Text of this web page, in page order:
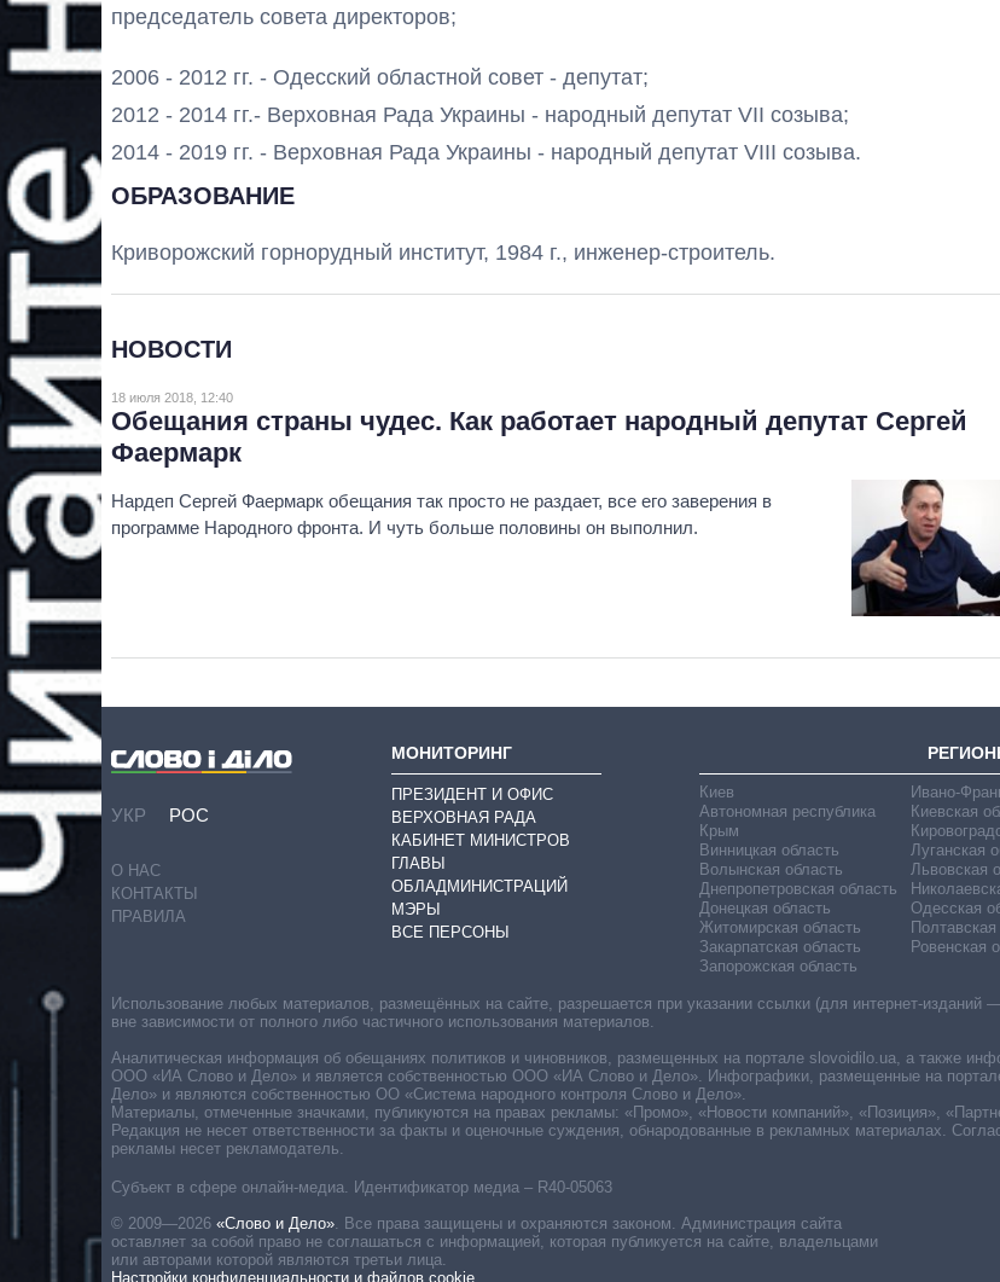
председатель совета директоров;
2006 - 2012 гг. - Одесский областной совет - депутат;
2012 - 2014 гг.- Верховная Рада Украины - народный депутат VIІ созыва;
2014 - 2019 гг. - Верховная Рада Украины - народный депутат VIII созыва.
ОБРАЗОВАНИЕ
Криворожский горнорудный институт, 1984 г., инженер-строитель.
НОВОСТИ
18 июля 2018, 12:40
Обещания страны чудес. Как работает народный депутат Сергей
Фаермарк
Нардеп Сергей Фаермарк обещания так просто не раздает, все его заверения в
программе Народного фронта. И чуть больше половины он выполнил.
УКР РОС
О НАС
КОНТАКТЫ
ПРАВИЛА
МОНИТОРИНГ
ПРЕЗИДЕНТ И ОФИС
ВЕРХОВНАЯ РАДА
КАБИНЕТ МИНИСТРОВ
ГЛАВЫ
ОБЛАДМИНИСТРАЦИЙ
МЭРЫ
ВСЕ ПЕРСОНЫ
Киев
Автономная республика
Крым
Винницкая область
Волынская область
Днепропетровская область
Донецкая область
Житомирская область
Закарпатская область
Запорожская область
Ивано-
Киевская
Луганская
Львовская
Одесская
Полтавская
Ровенская
Субъект в сфере онлайн-медиа. Идентификатор медиа – R40-05063
© 2009—2026 «Слово и Дело»
Все права защищены и охраняются законом. Администрация сайта
оставляет за собой право не соглашаться с информацией, которая публикуется на сайте, владельцами
или авторами которой являются третьи лица.
Настройки конфиденциальности и файлов cookie
Использование любых материалов, размещённых на сайте, разрешается при указании ссылки (для интернет-изданий
вне зависимости от полного либо частичного использования материалов.
Аналитическая информация об обещаниях политиков и чиновников, размещенных на портале slovoidilo.ua, а также
ООО «ИА Слово и Дело» и является собственностью ООО «ИА Слово и Дело». Инфографики, размещенные на
Дело» и являются собственностью ОО «Система народного контроля Слово и Дело».
Материалы, отмеченные значками, публикуются на правах рекламы: «Промо», «Новости компаний», «Позиция»,
Редакция не несет ответственности за факты и оценочные суждения, обнародованные в рекламных материалах.
рекламы несет рекламодатель.